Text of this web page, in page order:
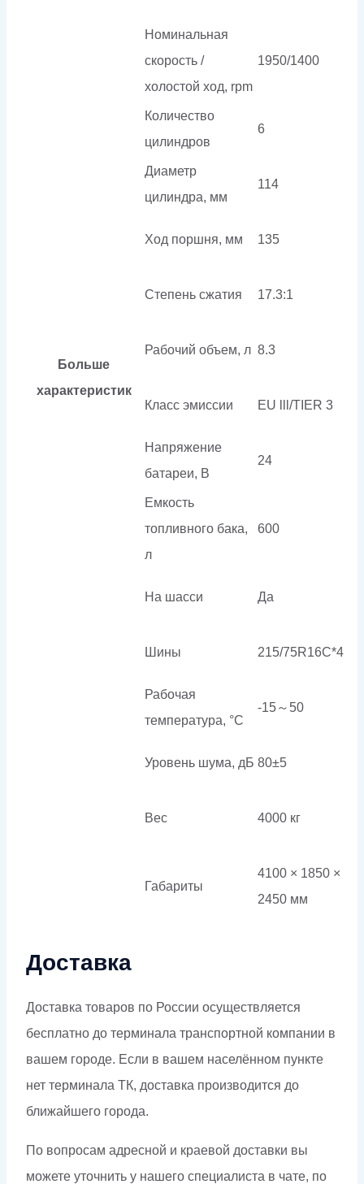
Больше
характеристик
Номинальная
скорость /
холостой ход, rpm
1950/1400
Количество
цилиндров
6
Диаметр
цилиндра, мм
114
Ход поршня, мм 135
Степень сжатия 17.3:1
Рабочий объем, л 8.3
Класс эмиссии EU lll/TIER 3
Напряжение
батареи, В
24
Емкость
топливного бака,
л
600
На шасси Да
Шины 215/75R16C*4
Рабочая
температура, °C
-15～50
Уровень шума, дБ 80±5
Вес 4000 кг
Габариты
4100 × 1850 ×
2450 мм
Доставка
Доставка товаров по России осуществляется
бесплатно до терминала транспортной компании в
вашем городе. Если в вашем населённом пункте
нет терминала ТК, доставка производится до
ближайшего города.
По вопросам адресной и краевой доставки вы
можете уточнить у нашего специалиста в чате, по